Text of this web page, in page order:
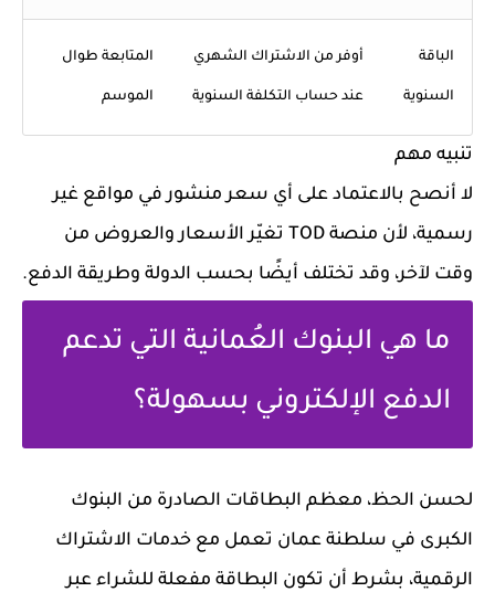
الباقة
السنوية
أوفر من الاشتراك الشهري
عند حساب التكلفة السنوية
المتابعة طوال
الموسم
تنبيه مهم
لا أنصح بالاعتماد على أي سعر منشور في مواقع غير
رسمية، لأن منصة TOD تغيّر الأسعار والعروض من
وقت لآخر، وقد تختلف أيضًا بحسب الدولة وطريقة الدفع.
ما هي البنوك العُمانية التي تدعم
الدفع الإلكتروني بسهولة؟
لحسن الحظ، معظم البطاقات الصادرة من البنوك
الكبرى في سلطنة عمان تعمل مع خدمات الاشتراك
الرقمية، بشرط أن تكون البطاقة مفعلة للشراء عبر